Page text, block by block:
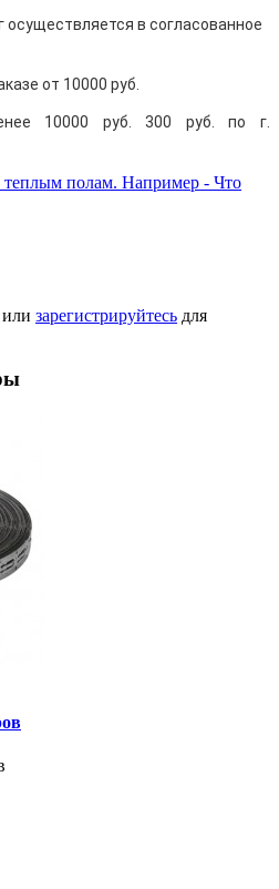
осуществляется в согласованное
от 10000 руб.
10000 руб. 300 руб. по г.
полам. Например - Что
или зарегистрируйтесь для